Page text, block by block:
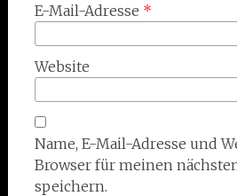
E-Mail-Adresse *
Website
Name, E-Mail-Adresse und
Browser für meinen
speichern.